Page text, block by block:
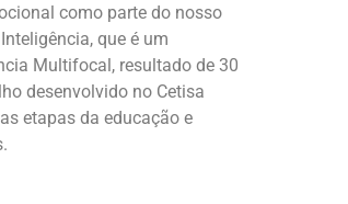
como parte do nosso
que é um
Multifocal, resultado de 30
desenvolvido no Cetisa
etapas da educação e